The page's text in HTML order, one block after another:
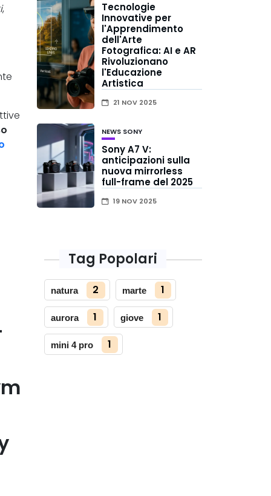
,
Tecnologie
Innovative per
l'Apprendimento
dell'Arte
Fotografica: AI e AR
Rivoluzionano
l'Educazione
Artistica
21 NOV 2025
NEWS SONY
Sony A7 V:
anticipazioni sulla
nuova mirrorless
full-frame del 2025
19 NOV 2025
Tag Popolari
natura 2 marte 1
aurora 1 giove 1
mini 4 pro 1